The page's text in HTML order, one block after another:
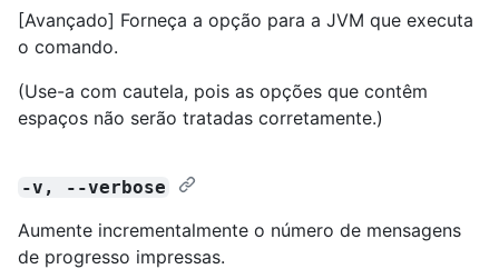
[Avançado] Forneça a opção para a JVM que executa
o comando.
(Use-a com cautela, pois as opções que contêm
espaços não serão tratadas corretamente.)
-v, --verbose
Aumente incrementalmente o número de mensagens
de progresso impressas.